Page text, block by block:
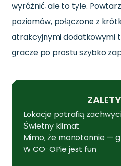
wyróżnić, ale to tyle.
poziomów, połączone z
atrakcyjnymi dodatkowymi
gracze po prostu szybko
Lokacje potrafią
Świetny klimat
Mimo, że monotonnie —
W CO-OPie jest fun